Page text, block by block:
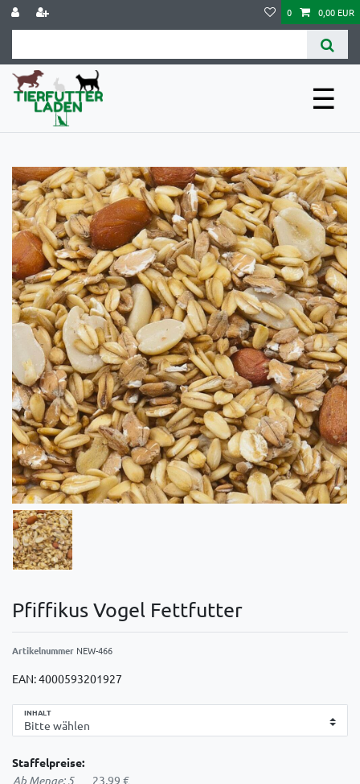
0 0,00 EUR
☰
Pfiffikus Vogel Fettfutter
Artikelnummer NEW-466
EAN:4000593201927
INHALT
Staffelpreise:
Ab Menge: 5
23,99 €